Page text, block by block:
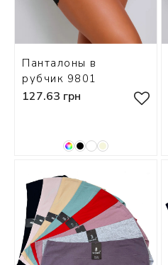
Панталоны в
рубчик 9801
127.63 грн